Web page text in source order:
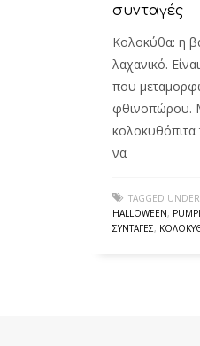
συνταγές
Κολοκύθα: η
λαχανικό.
που
φθινοπώρου.
κολοκυθόπιτα
να
TAGGED
HALLOWEEN,
ΣΥΝΤΑΓΈΣ,